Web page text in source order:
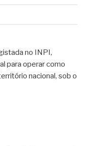
no INPI,
para operar como
nacional, sob o